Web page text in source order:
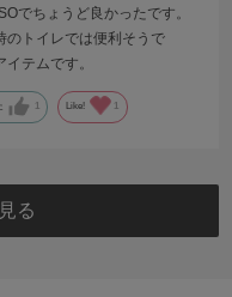
でちょうど良かったです。
のトイレでは便利そうで
テムです。
1 Like! 1
る